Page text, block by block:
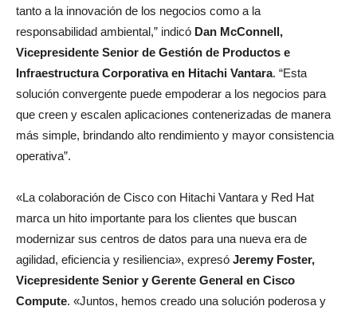
tanto a la innovación de los negocios como a la
responsabilidad ambiental,” indicó Dan McConnell,
Vicepresidente Senior de Gestión de Productos e
Infraestructura Corporativa en Hitachi Vantara. “Esta
solución convergente puede empoderar a los negocios para
que creen y escalen aplicaciones contenerizadas de manera
más simple, brindando alto rendimiento y mayor consistencia
operativa”.
«La colaboración de Cisco con Hitachi Vantara y Red Hat
marca un hito importante para los clientes que buscan
modernizar sus centros de datos para una nueva era de
agilidad, eficiencia y resiliencia», expresó Jeremy Foster,
Vicepresidente Senior y Gerente General en Cisco
Compute. «Juntos, hemos creado una solución poderosa y